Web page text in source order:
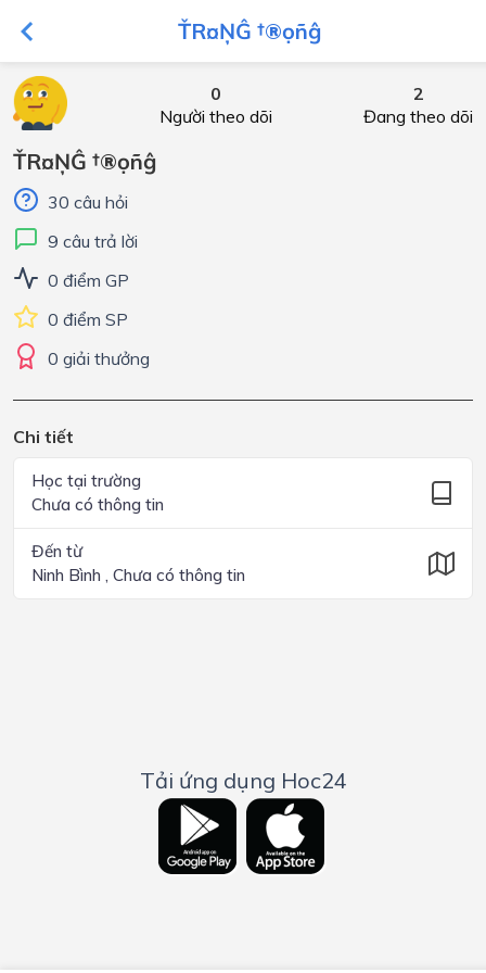
ŤR¤ŅĜ †®ọñĝ
0
Người theo dõi
2
Đang theo dõi
ŤR¤ŅĜ †®ọñĝ
30 câu hỏi
9 câu trả lời
0 điểm GP
0 điểm SP
0 giải thưởng
Chi tiết
Học tại trường
Chưa có thông tin
Đến từ
Ninh Bình , Chưa có thông tin
Tải ứng dụng Hoc24